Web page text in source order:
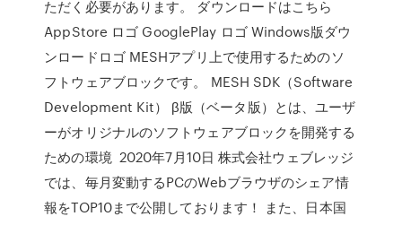
ただく必要があります。 ダウンロードはこちら
AppStore ロゴ GooglePlay ロゴ Windows版ダウ
ンロードロゴ MESHアプリ上で使用するためのソ
フトウェアブロックです。 MESH SDK（Software
Development Kit） β版（ベータ版）とは、ユーザ
ーがオリジナルのソフトウェアブロックを開発する
ための環境 2020年7月10日 株式会社ウェブレッジ
では、毎月変動するPCのWebブラウザのシェア情
報をTOP10まで公開しております！ また、日本国